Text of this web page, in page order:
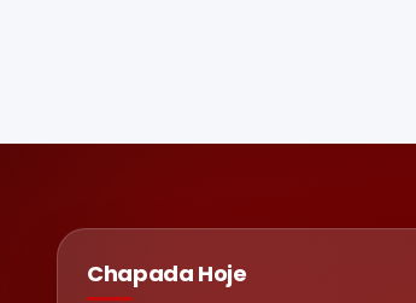
Chapada Hoje